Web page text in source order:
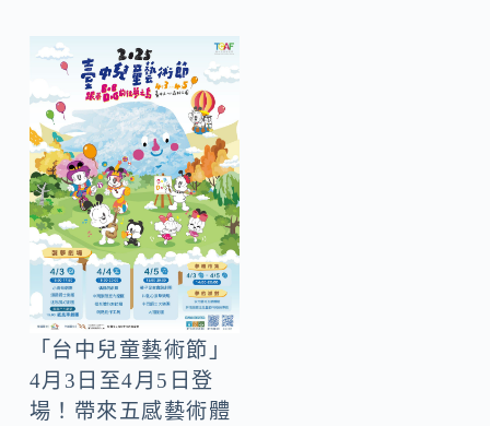
「台中兒童藝術節」
4月3日至4月5日登
場！帶來五感藝術體